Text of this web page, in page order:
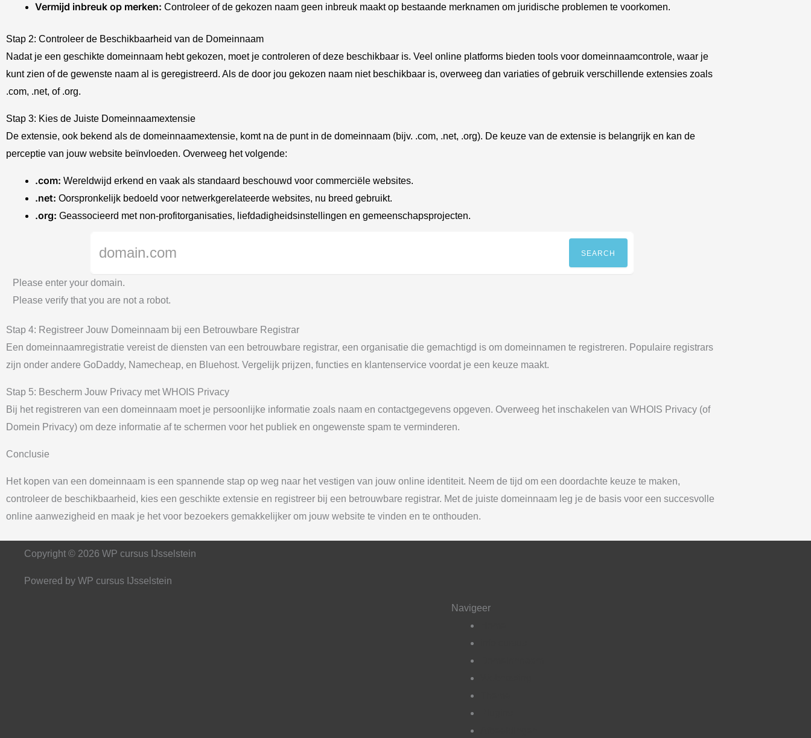
Vermijd inbreuk op merken: Controleer of de gekozen naam geen inbreuk maakt op bestaande merknamen om juridische problemen te voorkomen.
Stap 2: Controleer de Beschikbaarheid van de Domeinnaam
Nadat je een geschikte domeinnaam hebt gekozen, moet je controleren of deze beschikbaar is. Veel online platforms bieden tools voor domeinnaamcontrole, waar je
kunt zien of de gewenste naam al is geregistreerd. Als de door jou gekozen naam niet beschikbaar is, overweeg dan variaties of gebruik verschillende extensies zoals
.com, .net, of .org.
Stap 3: Kies de Juiste Domeinnaamextensie
De extensie, ook bekend als de domeinnaamextensie, komt na de punt in de domeinnaam (bijv. .com, .net, .org). De keuze van de extensie is belangrijk en kan de
perceptie van jouw website beïnvloeden. Overweeg het volgende:
.com: Wereldwijd erkend en vaak als standaard beschouwd voor commerciële websites.
.net: Oorspronkelijk bedoeld voor netwerkgerelateerde websites, nu breed gebruikt.
.org: Geassocieerd met non-profitorganisaties, liefdadigheidsinstellingen en gemeenschapsprojecten.
SEARCH
Please enter your domain.
Please verify that you are not a robot.
Stap 4: Registreer Jouw Domeinnaam bij een Betrouwbare Registrar
Een domeinnaamregistratie vereist de diensten van een betrouwbare registrar, een organisatie die gemachtigd is om domeinnamen te registreren. Populaire registrars
zijn onder andere GoDaddy, Namecheap, en Bluehost. Vergelijk prijzen, functies en klantenservice voordat je een keuze maakt.
Stap 5: Bescherm Jouw Privacy met WHOIS Privacy
Bij het registreren van een domeinnaam moet je persoonlijke informatie zoals naam en contactgegevens opgeven. Overweeg het inschakelen van WHOIS Privacy (of
Domein Privacy) om deze informatie af te schermen voor het publiek en ongewenste spam te verminderen.
Conclusie
Het kopen van een domeinnaam is een spannende stap op weg naar het vestigen van jouw online identiteit. Neem de tijd om een doordachte keuze te maken,
controleer de beschikbaarheid, kies een geschikte extensie en registreer bij een betrouwbare registrar. Met de juiste domeinnaam leg je de basis voor een succesvolle
online aanwezigheid en maak je het voor bezoekers gemakkelijker om jouw website te vinden en te onthouden.
Copyright © 2026 WP cursus IJsselstein
Powered by WP cursus IJsselstein
Navigeer